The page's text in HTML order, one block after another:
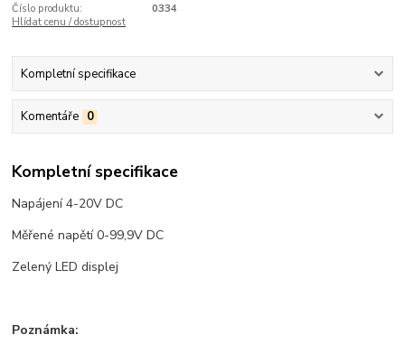
Číslo produktu:
0334
Hlídat cenu / dostupnost
Kompletní specifikace
Komentáře 0
Kompletní specifikace
Napájení 4-20V DC
Měřené napětí 0-99,9V DC
Zelený LED displej
Poznámka: